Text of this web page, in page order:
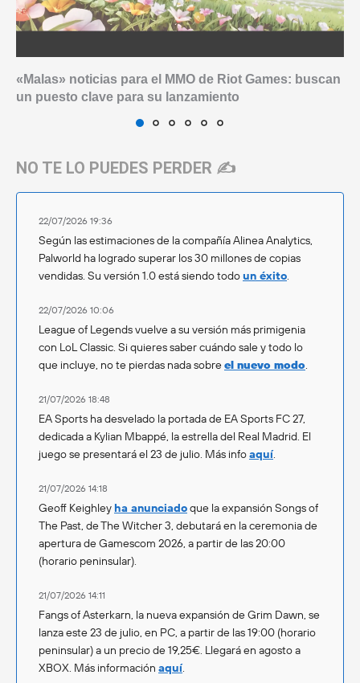
«Malas» noticias para el MMO de Riot Games: buscan
un puesto clave para su lanzamiento
NO TE LO PUEDES PERDER ✍️
22/07/2026 19:36
Según las estimaciones de la compañía Alinea Analytics,
Palworld ha logrado superar los 30 millones de copias
vendidas. Su versión 1.0 está siendo todoun éxito.
22/07/2026 10:06
League of Legends vuelve a su versión más primigenia
con LoL Classic. Si quieres saber cuándo sale y todo lo
que incluye, no te pierdas nada sobreel nuevo modo.
21/07/2026 18:48
EA Sports ha desvelado la portada de EA Sports FC 27,
dedicada a Kylian Mbappé, la estrella del Real Madrid. El
juego se presentará el 23 de julio. Más infoaquí.
21/07/2026 14:18
Geoff Keighley ha anunciadoque la expansión Songs of
The Past, de The Witcher 3, debutará en la ceremonia de
apertura de Gamescom 2026, a partir de las 20:00
(horario peninsular).
21/07/2026 14:11
Fangs of Asterkarn, la nueva expansión de Grim Dawn, se
lanza este 23 de julio, en PC, a partir de las 19:00 (horario
peninsular) a un precio de 19,25€. Llegará en agosto a
XBOX. Más información aquí.